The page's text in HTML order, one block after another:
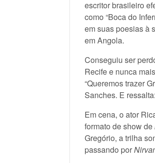
escritor brasileiro
como “Boca do
em suas poesias à
em Angola.
Conseguiu ser
Recife e nunca
“Queremos trazer
Sanches. E
Em cena, o ator
formato de show de
Gregório, a trilha
passando por